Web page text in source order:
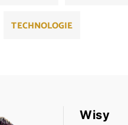
TECHNOLOGIE
Wisy